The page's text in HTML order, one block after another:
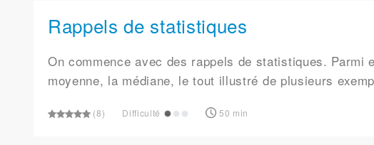
Rappels de statistiques
On commence avec des rappels de statistiques.
moyenne, la médiane, le tout illustré de plusieurs
(8) Difficulté 50 min